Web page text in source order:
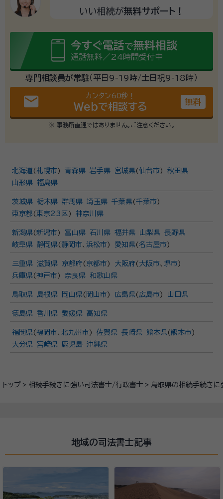
トップ 相続手続きに強い司法書士/行政書士 鳥取県の相続手続き
いい相続が無料サポート！
今すぐ電話で無料相談
通話無料／24時間受付中
専門相談員が常駐（平日9-19時/土日祝9-18時）
email カンタン60秒！
Webで相談する 無料
※ 事務所直通ではありません。ご注意ください。
北海道 (札幌市) 青森県 岩手県 宮城県(仙台市)
秋田県
山形県 福島県
茨城県 栃木県 群馬県 埼玉県 千葉県(千葉市)
東京都 (東京23区) 神奈川県
新潟県(新潟市) 富山県 石川県 福井県 山梨県 長野県
岐阜県
静岡県(静岡市、 浜松市) 愛知県(名古屋市)
三重県 滋賀県 京都府(京都市) 大阪府(大阪市、 堺市)
兵庫県(神戸市) 奈良県 和歌山県
鳥取県 島根県 岡山県( 岡山市) 広島県(広島市) 山口県
徳島県 香川県 愛媛県 高知県
福岡県(福岡市、 北九州市) 佐賀県 長崎県 熊本県(熊本市)
大分県
宮崎県 鹿児島 沖縄県
地域の司法書士記事